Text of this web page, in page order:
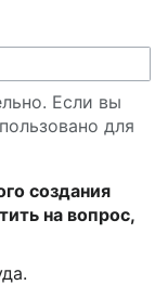
Если вы
для
создания
на вопрос,